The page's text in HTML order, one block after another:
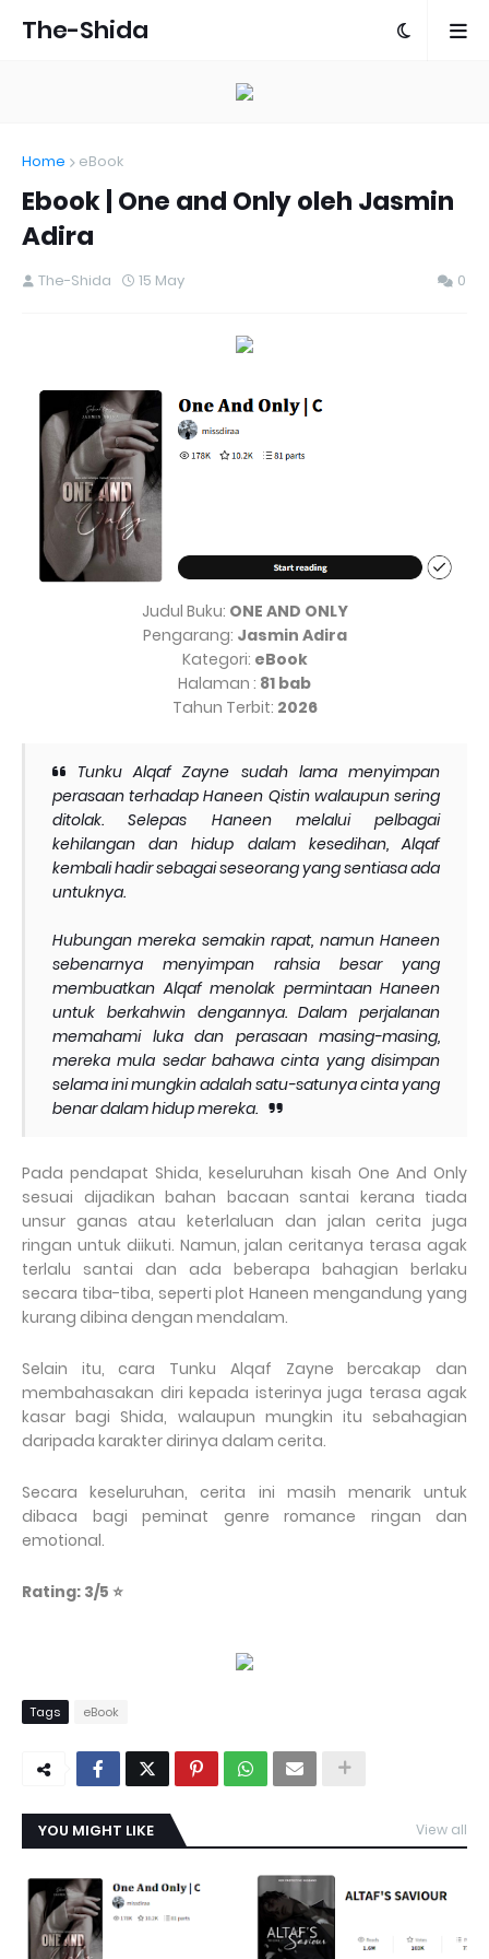
The-Shida
Home eBook
Ebook | One and Only oleh Jasmin
Adira
The-Shida 15 May 0
Judul Buku: ONE AND ONLY
Pengarang: Jasmin Adira
Kategori: eBook
Halaman : 81 bab
Tahun Terbit: 2026
Tunku Alqaf Zayne sudah lama menyimpan
perasaan terhadap Haneen Qistin walaupun sering
ditolak. Selepas Haneen melalui pelbagai
kehilangan dan hidup dalam kesedihan, Alqaf
kembali hadir sebagai seseorang yang sentiasa ada
untuknya.
Hubungan mereka semakin rapat, namun Haneen
sebenarnya menyimpan rahsia besar yang
membuatkan Alqaf menolak permintaan Haneen
untuk berkahwin dengannya. Dalam perjalanan
memahami luka dan perasaan masing-masing,
mereka mula sedar bahawa cinta yang disimpan
selama ini mungkin adalah satu-satunya cinta yang
benar dalam hidup mereka.
Pada pendapat Shida, keseluruhan kisah One And Only
sesuai dijadikan bahan bacaan santai kerana tiada
unsur ganas atau keterlaluan dan jalan cerita juga
ringan untuk diikuti. Namun, jalan ceritanya terasa agak
terlalu santai dan ada beberapa bahagian berlaku
secara tiba-tiba, seperti plot Haneen mengandung yang
kurang dibina dengan mendalam.
Selain itu, cara Tunku Alqaf Zayne bercakap dan
membahasakan diri kepada isterinya juga terasa agak
kasar bagi Shida, walaupun mungkin itu sebahagian
daripada karakter dirinya dalam cerita.
Secara keseluruhan, cerita ini masih menarik untuk
dibaca bagi peminat genre romance ringan dan
emotional.
Rating: 3/5 ⭐
Tags eBook
YOU MIGHT LIKE View all